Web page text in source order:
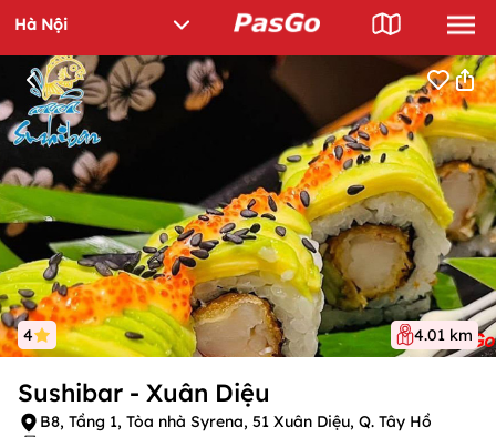
4 4.01 km
Sushibar - Xuân Diệu
B8, Tầng 1, Tòa nhà Syrena, 51 Xuân Diệu, Q. Tây Hồ